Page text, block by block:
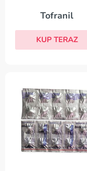
Tofranil
KUP TERAZ